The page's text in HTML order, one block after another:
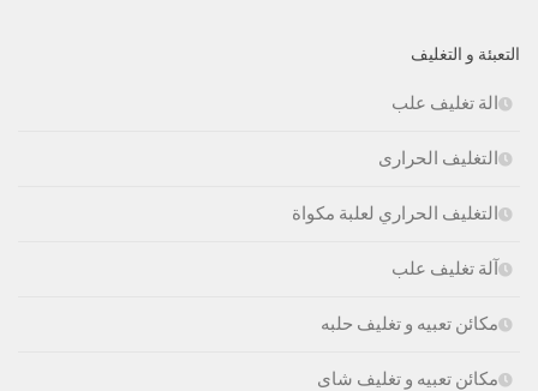
التعبئة و التغليف
الة تغليف علب
التغليف الحرارى
التغليف الحراري لعلبة مكواة
آلة تغليف علب
مكائن تعبيه و تغليف حلبه
مكائن تعبيه و تغليف شاى